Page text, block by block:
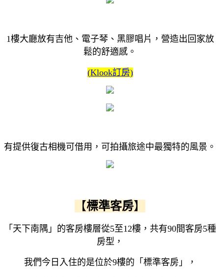
1樓大廳放有吉他、電子琴、黑膠唱片，營造出回家放
鬆的舒適感。
(Klook訂房)
有提供復古相機可借用，可拍攝旅途中最獨特的風景。
【標準客房】
「天下南隅」的客房樓層從5至12樓，共有90間客房5種
房型，
我們今日入住的是位於9樓的「標準客房」，